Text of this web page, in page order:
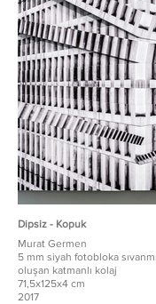
Dipsiz - Kopuk
Murat Germen
5 mm siyah fotobloka
oluşan katmanlı kolaj
71,5x125x4 cm
2017